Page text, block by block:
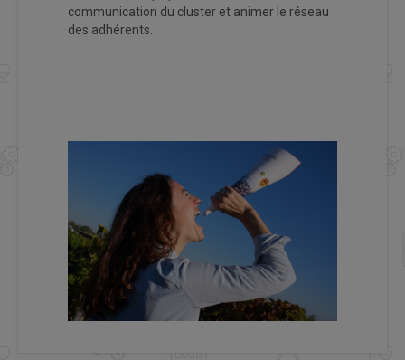
communication du cluster et animer le réseau
des adhérents.